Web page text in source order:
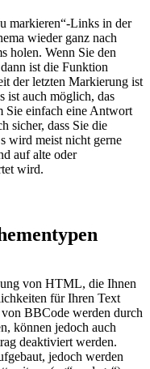
markieren“-Links in der
wieder ganz nach
holen. Wenn Sie den
ist die Funktion
der letzten Markierung ist
ist auch möglich, das
Sie einfach eine Antwort
sicher, dass Sie die
wird meist nicht gerne
auf alte oder
wird.
von HTML, die Ihnen
für Ihren Text
BBCode werden durch
können jedoch auch
deaktiviert werden.
jedoch werden